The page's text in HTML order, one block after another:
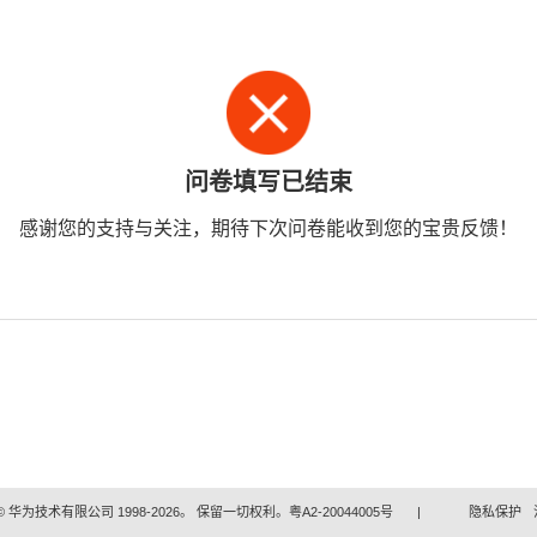
问卷填写已结束
感谢您的支持与关注，期待下次问卷能收到您的宝贵反馈！
华为技术有限公司 1998-2026。 保留一切权利。粤A2-20044005号 | 隐私保护